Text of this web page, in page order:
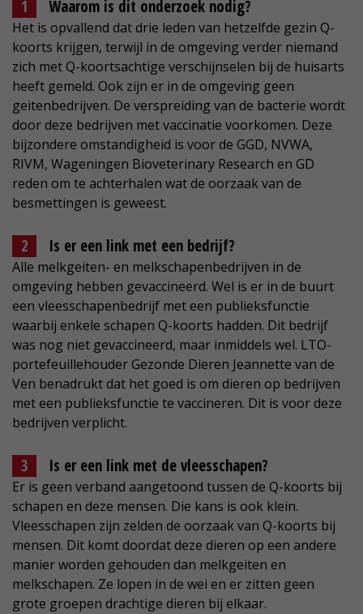
Waarom is dit onderzoek nodig?
Het is opvallend dat drie leden van hetzelfde gezin Q-
koorts krijgen, terwijl in de omgeving verder niemand
zich met Q-koortsachtige verschijnselen bij de huisarts
heeft gemeld. Ook zijn er in de omgeving geen
geitenbedrijven. De verspreiding van de bacterie wordt
door deze bedrijven met vaccinatie voorkomen. Deze
bijzondere omstandigheid is voor de GGD, NVWA,
RIVM, Wageningen Bioveterinary Research en GD
reden om te achterhalen wat de oorzaak van de
besmettingen is geweest.
Is er een link met een bedrijf?
Alle melkgeiten- en melkschapenbedrijven in de
omgeving hebben gevaccineerd. Wel is er in de buurt
een vleesschapenbedrijf met een publieksfunctie
waarbij enkele schapen Q-koorts hadden. Dit bedrijf
was nog niet gevaccineerd, maar inmiddels wel. LTO-
portefeuillehouder Gezonde Dieren Jeannette van de
Ven benadrukt dat het goed is om dieren op bedrijven
met een publieksfunctie te vaccineren. Dit is voor deze
bedrijven verplicht.
Is er een link met de vleesschapen?
Er is geen verband aangetoond tussen de Q-koorts bij
schapen en deze mensen. Die kans is ook klein.
Vleesschapen zijn zelden de oorzaak van Q-koorts bij
mensen. Dit komt doordat deze dieren op een andere
manier worden gehouden dan melkgeiten en
melkschapen. Ze lopen in de wei en er zitten geen
grote groepen drachtige dieren bij elkaar.